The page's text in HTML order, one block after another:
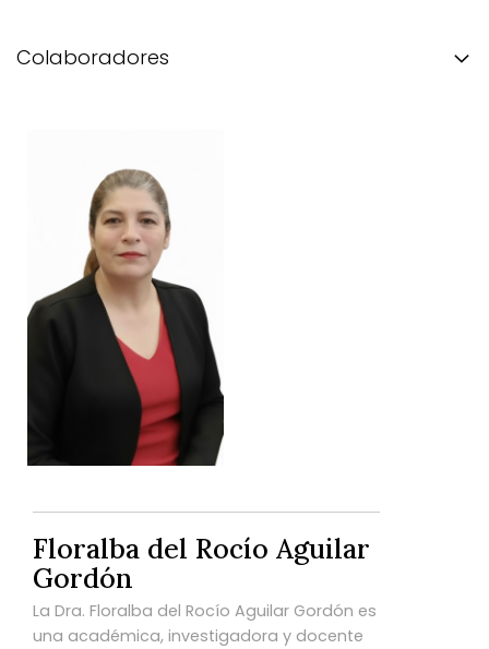
Colaboradores
Floralba del Rocío Aguilar
Gordón
La Dra. Floralba del Rocío Aguilar Gordón es
una académica, investigadora y docente